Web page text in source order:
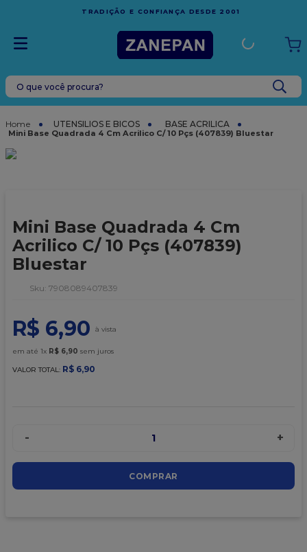
FRETE GRÁTIS
ESPÍRITO SANTO
O que você procura?
UTENSILIOS E BICOS BASE ACRILICA
Mini Base Quadrada 4 Cm Acrilico C/ 10 Pçs (407839) Bluestar
Mini Base Quadrada 4 Cm
Acrilico C/ 10 Pçs (407839)
Bluestar
: 7908089407839
R$ 6,90
em até 1x R$ 6,90 sem juros
VALOR TOTAL: R$ 6,90
- 1 +
COMPRAR
TERMOS MAIS BUSCADOS
caixa
6
sacola
7
vabene
granulado
10º chocolate